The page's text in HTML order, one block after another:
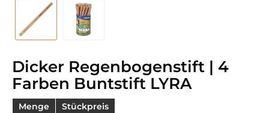
Dicker Regenbogenstift | 4
Farben Buntstift LYRA
Menge
Stückpreis